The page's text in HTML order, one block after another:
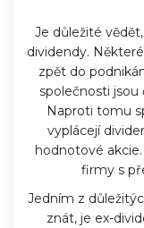
Je důležité
dividendy.
zpět do
společnosti jsou
Naproti tomu
vyplácejí
hodnotové
firmy s
Jedním z
znát, je ex-